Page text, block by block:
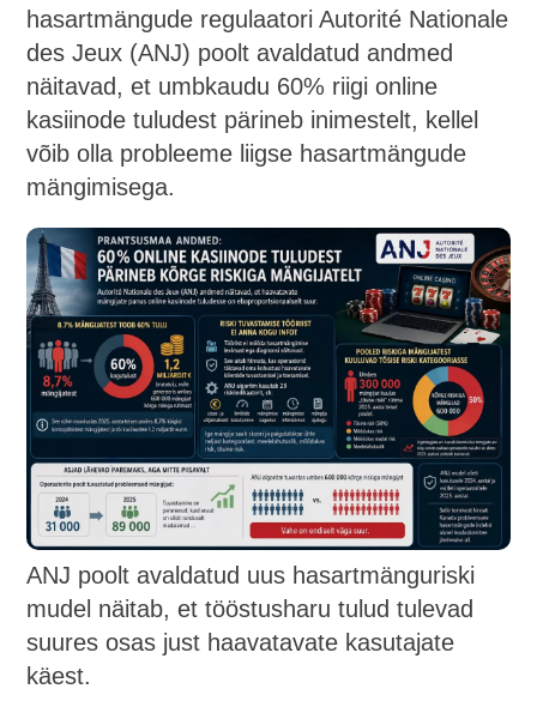
hasartmängude regulaatori Autorité Nationale
des Jeux (ANJ) poolt avaldatud andmed
näitavad, et umbkaudu 60% riigi online
kasiinode tuludest pärineb inimestelt, kellel
võib olla probleeme liigse hasartmängude
mängimisega.
ANJ poolt avaldatud uus hasartmänguriski
mudel näitab, et tööstusharu tulud tulevad
suures osas just haavatavate kasutajate
käest.